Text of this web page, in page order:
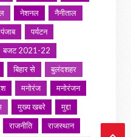
नेशनल
नैनीताल
पंजाब
पर्यटन
बजट 2021-22
बिहार से
बुलंदशहर
मनोरंज
मनोरंजन
मुख्य खबरे
मुद्दा
राजनीति
राजस्थान